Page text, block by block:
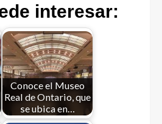
interesar:
Conoce el Museo
Real de Ontario, que
se ubica en…